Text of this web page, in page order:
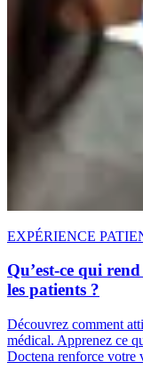
EXPÉRIENCE
Qu’est-ce qui
les patients ?
Découvrez comment
médical. Apprenez ce
Doctena renforce votre